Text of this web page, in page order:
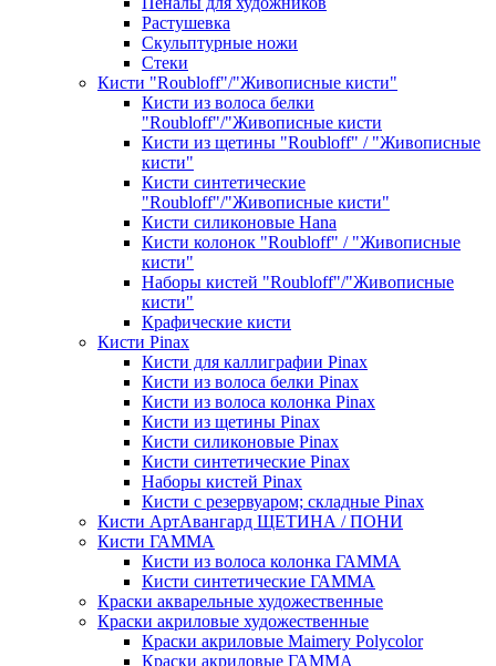
Растушевка
Скульптурные ножи
Стеки
Кисти "Roubloff"/"Живописные кисти"
Кисти из волоса белки
"Roubloff"/"Живописные кисти
Кисти из щетины "Roubloff" / "Живописные
кисти"
Кисти синтетические
"Roubloff"/"Живописные кисти"
Кисти силиконовые Hana
Кисти колонок "Roubloff" / "Живописные
кисти"
Наборы кистей "Roubloff"/"Живописные
кисти"
Крафические кисти
Кисти Pinax
Кисти для каллиграфии Pinax
Кисти из волоса белки Pinax
Кисти из волоса колонка Pinax
Кисти из щетины Pinax
Кисти силиконовые Pinax
Кисти синтетические Pinax
Наборы кистей Pinax
Кисти с резервуаром; складные Pinax
Кисти АртАвангард ЩЕТИНА / ПОНИ
Кисти ГАММА
Кисти из волоса колонка ГАММА
Кисти синтетические ГАММА
Краски акварельные художественные
Краски акриловые художественные
Краски акриловые Maimery Polycolor
Краски акриловые ГАММА